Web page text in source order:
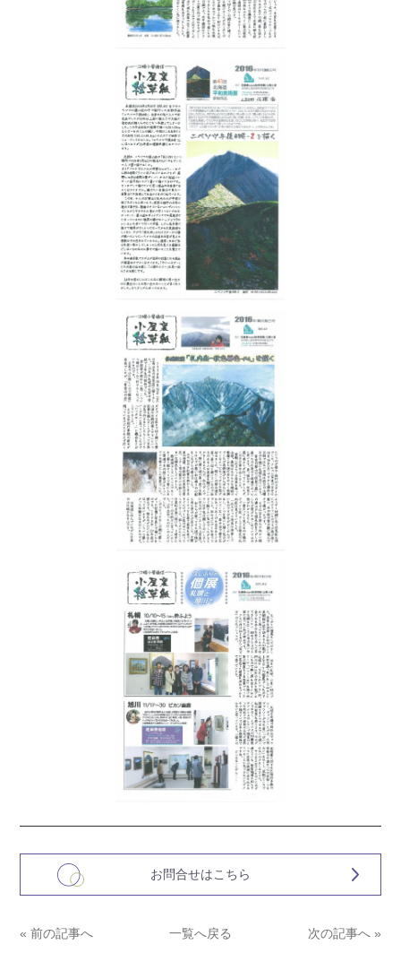
お問合せはこちら
« 前の記事へ 一覧へ戻る 次の記事へ »